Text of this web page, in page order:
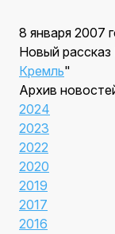
8 января 2007
Новый
Кремль"
Архив
2024
2023
2022
2020
2019
2017
2016